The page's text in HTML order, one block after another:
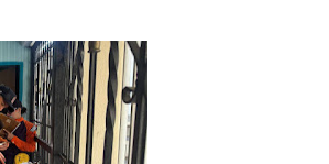
promover el inicio de una vida
ciudadana 2027-2029 en los 23